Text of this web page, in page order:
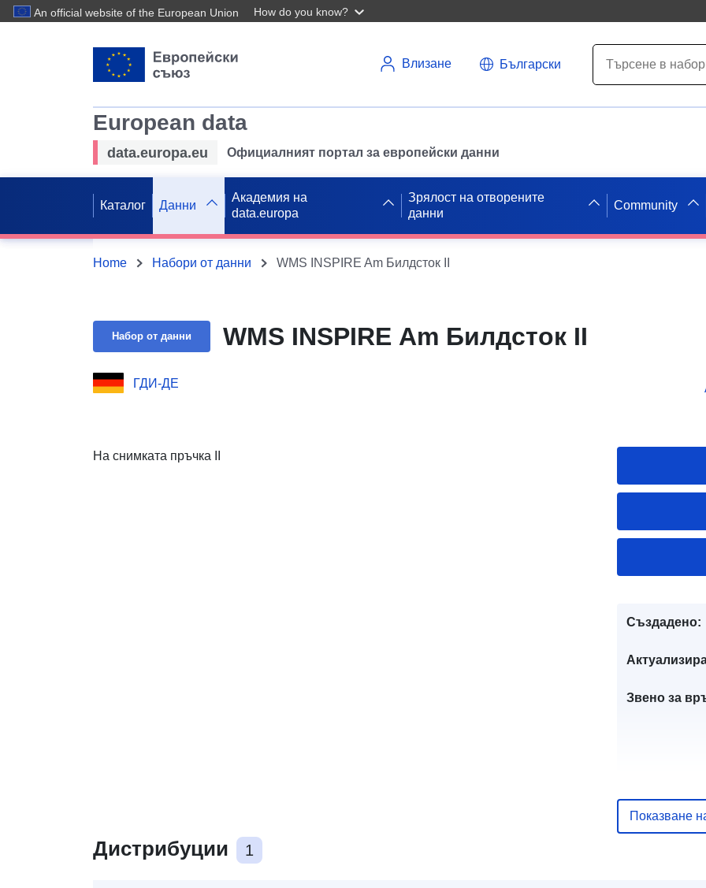
An official website of the European Union How do you know?
Влизане Български
European data
data.europa.eu Официалният портал за европейски данни
Каталог Данни
Академия на
data.europa
Зрялост на отворените
данни
Community
Home Набори от данни WMS INSPIRE Am Билдсток II
Набор от данни WMS INSPIRE Am Билдсток II
ГДИ-ДЕ
На снимката пръчка II
Дистрибуции 1
Създадено:
Звено за
Показване